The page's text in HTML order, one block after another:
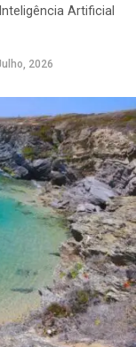
Artificial
2026